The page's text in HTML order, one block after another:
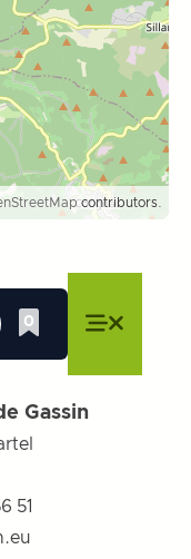
contributors.
le menu
0
Liste de
Gassin
51